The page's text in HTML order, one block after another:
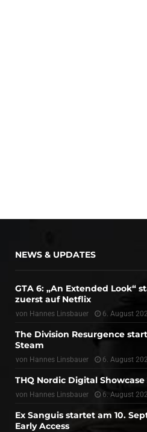
NEWS & UPDATES
GTA 6: „An Extended Look“
zuerst auf Netflix
von Hannes Linsbauer 6. August
The Division Resurgence
Steam
von Hannes Linsbauer 6. August
THQ Nordic Digital
von Hannes Linsbauer 6. August
Ex Sanguis startet am 10.
Early Access